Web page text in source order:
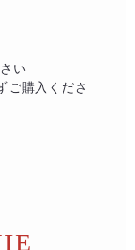
い
ご購入くださ